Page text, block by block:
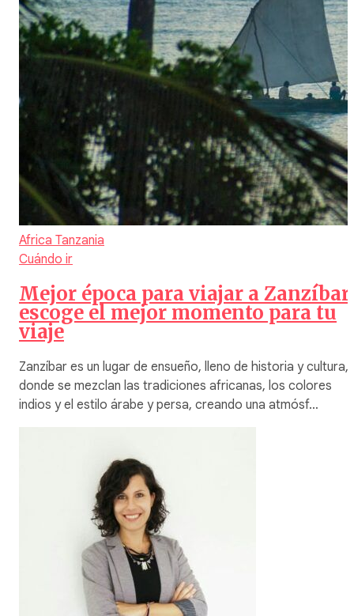
Africa Tanzania
Cuándo ir
Mejor época para viajar a Zanzíbar:
escoge el mejor momento para tu
viaje
Zanzíbar es un lugar de ensueño, lleno de historia y cultura,
donde se mezclan las tradiciones africanas, los colores
indios y el estilo árabe y persa, creando una atmósf…